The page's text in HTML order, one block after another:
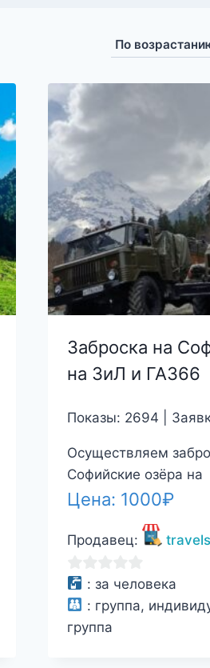
Заброска на
на ЗиЛ и ГАЗ66
Показы: 2694 |
Осуществляем
Софийские озёра на
Цена: 1000₽
Продавец:
0
из
5
: за человека
: группа,
группа